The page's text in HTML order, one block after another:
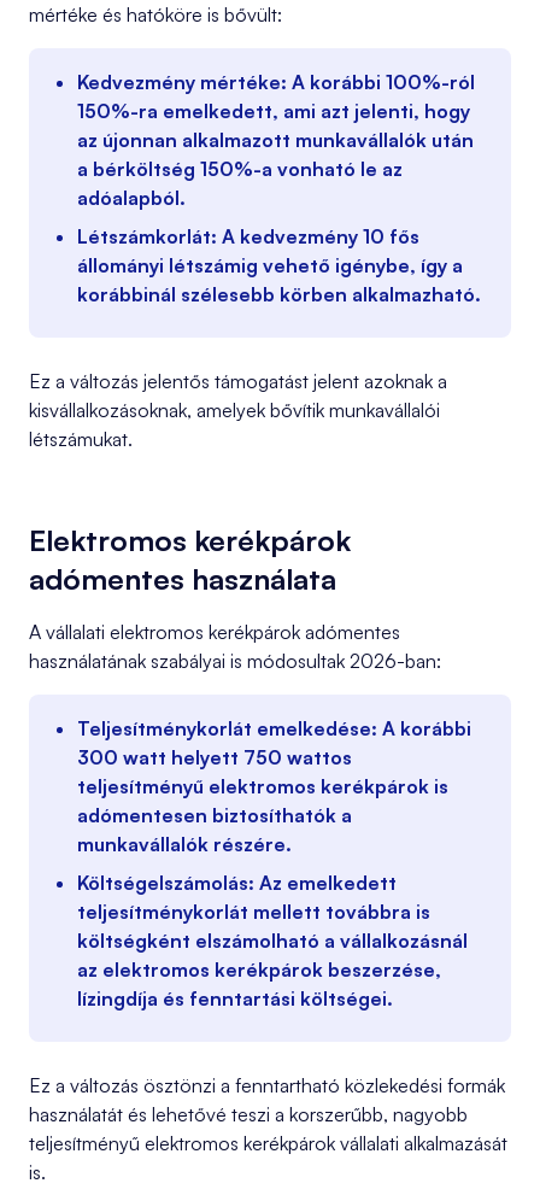
mértéke és hatóköre is bővült:
Kedvezmény mértéke: A korábbi 100%-ról
150%-ra emelkedett, ami azt jelenti, hogy
az újonnan alkalmazott munkavállalók után
a bérköltség 150%-a vonható le az
adóalapból.
Létszámkorlát: A kedvezmény 10 fős
állományi létszámig vehető igénybe, így a
korábbinál szélesebb körben alkalmazható.
Ez a változás jelentős támogatást jelent azoknak a
kisvállalkozásoknak, amelyek bővítik munkavállalói
létszámukat.
Elektromos kerékpárok
adómentes használata
A vállalati elektromos kerékpárok adómentes
használatának szabályai is módosultak 2026-ban:
Teljesítménykorlát emelkedése: A korábbi
300 watt helyett 750 wattos
teljesítményű elektromos kerékpárok is
adómentesen biztosíthatók a
munkavállalók részére.
Költségelszámolás: Az emelkedett
teljesítménykorlát mellett továbbra is
költségként elszámolható a vállalkozásnál
az elektromos kerékpárok beszerzése,
lízingdíja és fenntartási költségei.
Ez a változás ösztönzi a fenntartható közlekedési formák
használatát és lehetővé teszi a korszerűbb, nagyobb
teljesítményű elektromos kerékpárok vállalati alkalmazását
is.